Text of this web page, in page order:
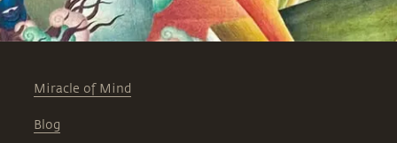
Miracle of Mind
Blog